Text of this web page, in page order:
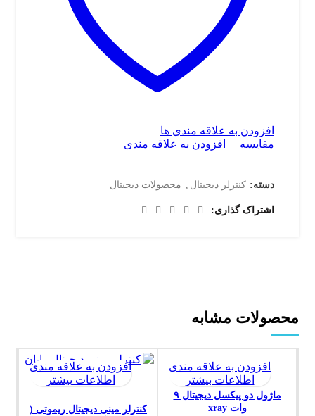
افزودن به علاقه مندی ها
مقایسه
افزودن به علاقه مندی
دسته: کنترلر دیجیتال , محصولات دیجیتال
اشتراک گذاری
محصولات مشابه
ماژول دو پیکسل دیجیتال ۹
وات xray
افزودن به علاقه مندی
اطلاعات بیشتر
کنترلر مینی دیجیتال ریموتی (
افزودن به علاقه مندی
اطلاعات بیشتر